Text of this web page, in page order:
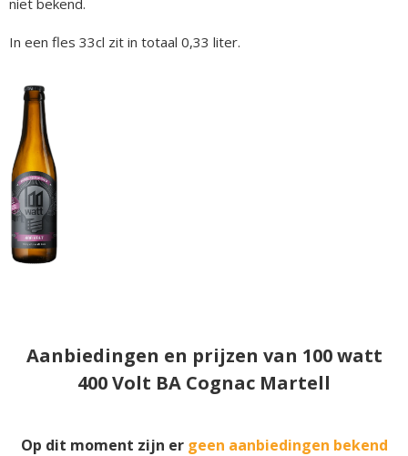
niet bekend.
In een fles 33cl zit in totaal 0,33 liter.
Aanbiedingen en prijzen van 100 watt
400 Volt BA Cognac Martell
Op dit moment zijn er geen aanbiedingen bekend